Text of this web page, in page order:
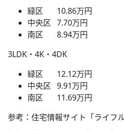
緑区 10.86万円
中央区 7.70万円
南区 8.94万円
3LDK・4K・4DK
緑区 12.12万円
中央区 9.91万円
南区 11.69万円
参考：住宅情報サイト「ライフ